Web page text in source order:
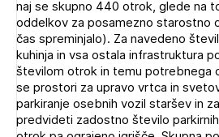
naj se skupno 440 otrok, glede na
oddelkov za posamezno starostno
čas spreminjalo). Za navedeno
kuhinja in vsa ostala infrastruktura
številom otrok in temu potrebnega
se prostori za upravo vrtca in
parkiranje osebnih vozil staršev in
predvideti zadostno število